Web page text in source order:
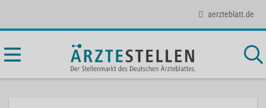
aerzteblatt.de